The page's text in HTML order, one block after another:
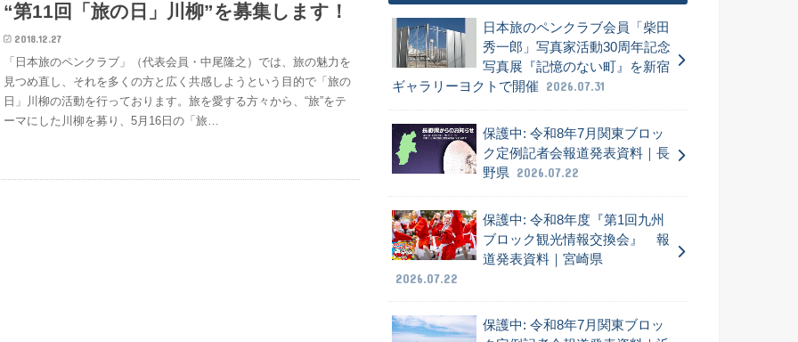
“第11回「旅の日」川柳”を募集します！
2018.12.27
「日本旅のペンクラブ」（代表会員・中尾隆之）では、旅の魅力を
見つめ直し、それを多くの方と広く共感しようという目的で「旅の
日」川柳の活動を行っております。旅を愛する方々から、“旅”をテ
ーマにした川柳を募り、5月16日の「旅…
日本旅のペンクラブ会員「柴田
秀一郎」写真家活動30周年記念
写真展『記憶のない町』を新宿
ギャラリーヨクトで開催
2026.07.31
保護中: 令和8年7月関東ブロッ
ク定例記者会報道発表資料｜長
野県
2026.07.22
保護中: 令和8年度『第1回九州
ブロック観光情報交換会』 報
道発表資料｜宮崎県
2026.07.22
保護中: 令和8年7月関東ブロッ